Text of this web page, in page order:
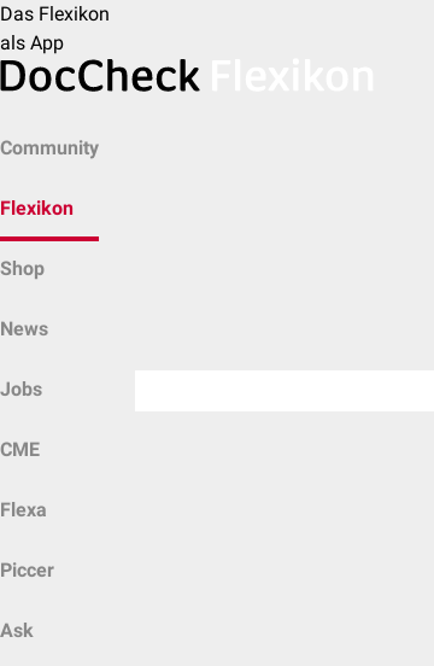
Das Flexikon
als App
Community
Flexikon
Shop
News
Jobs
CME
Flexa
Piccer
Ask